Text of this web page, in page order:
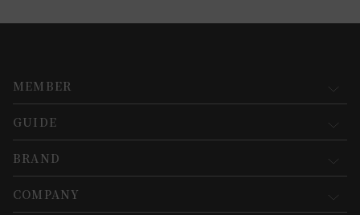
MEMBER
マイページ
新規会員登録
会員規約について
GUIDE
お買い物ガイド
会員登録について
BRAND
コンセプト
COMPANY